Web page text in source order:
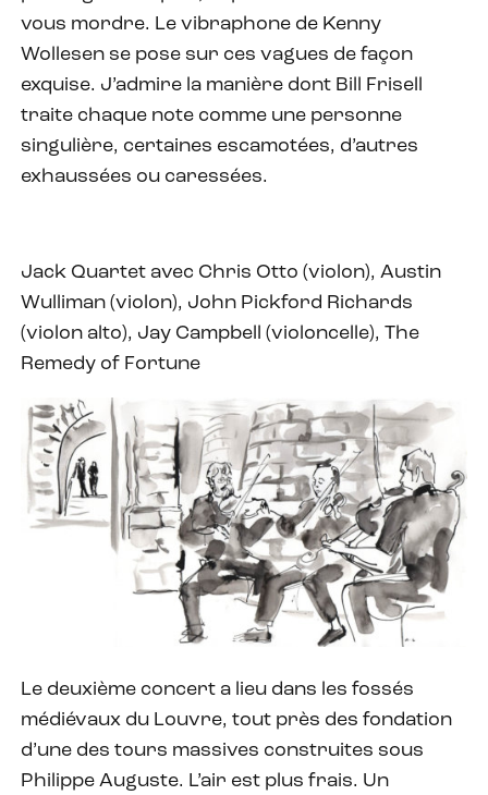
vous mordre. Le vibraphone de Kenny
Wollesen se pose sur ces vagues de façon
exquise. J’admire la manière dont Bill Frisell
traite chaque note comme une personne
singulière, certaines escamotées, d’autres
exhaussées ou caressées.
Jack Quartet avec Chris Otto (violon), Austin
Wulliman (violon), John Pickford Richards
(violon alto), Jay Campbell (violoncelle), The
Remedy of Fortune
Le deuxième concert a lieu dans les fossés
médiévaux du Louvre, tout près des fondation
d’une des tours massives construites sous
Philippe Auguste. L’air est plus frais. Un